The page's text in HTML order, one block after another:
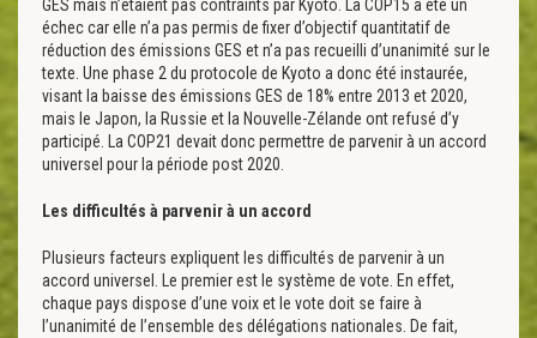
GES mais n’étaient pas contraints par Kyoto. La COP15 a été un
échec car elle n’a pas permis de fixer d’objectif quantitatif de
réduction des émissions GES et n’a pas recueilli d’unanimité sur le
texte. Une phase 2 du protocole de Kyoto a donc été instaurée,
visant la baisse des émissions GES de 18% entre 2013 et 2020,
mais le Japon, la Russie et la Nouvelle-Zélande ont refusé d’y
participé. La COP21 devait donc permettre de parvenir à un accord
universel pour la période post 2020.
Les difficultés à parvenir à un accord
Plusieurs facteurs expliquent les difficultés de parvenir à un
accord universel. Le premier est le système de vote. En effet,
chaque pays dispose d’une voix et le vote doit se faire à
l’unanimité de l’ensemble des délégations nationales. De fait,